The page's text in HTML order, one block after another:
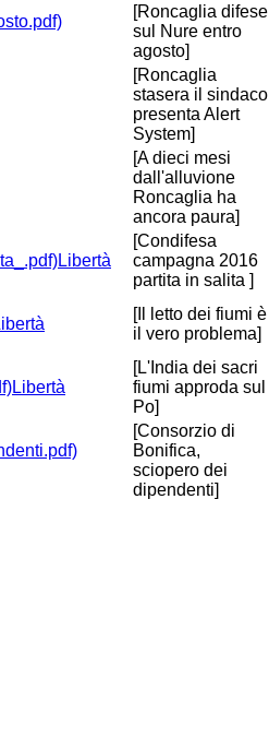
[Roncaglia difese
sul Nure entro
agosto]
[Roncaglia
stasera il sindaco
presenta Alert
System]
[A dieci mesi
dall'alluvione
Roncaglia ha
ancora paura]
Libertà
[Condifesa
campagna 2016
partita in salita ]
[Il letto dei fiumi è
il vero problema]
Libertà
[L'India dei sacri
fiumi approda sul
Po]
[Consorzio di
Bonifica,
sciopero dei
dipendenti]